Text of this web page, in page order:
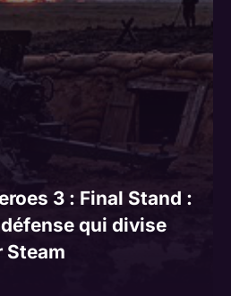
3 : Final Stand :
qui divise
Steam